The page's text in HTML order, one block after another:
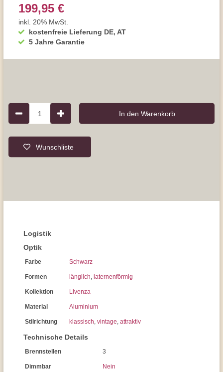
kostenfreie Lieferung DE, AT
5 Jahre Garantie
199,95 €
inkl. 20% MwSt.
1 In den Warenkorb
Wunschliste
Logistik
Optik
Farbe Schwarz
Formen länglich, laternenförmig
Kollektion Livenza
Material Aluminium
Stilrichtung klassisch, vintage, attraktiv
Technische Details
Brennstellen 3
Dimmbar Nein